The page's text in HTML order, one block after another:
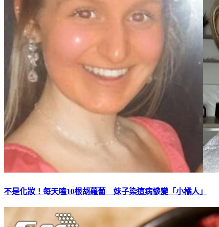
不是化妝！每天嗑10根胡蘿蔔 妹子染這病慘變「小橘人」